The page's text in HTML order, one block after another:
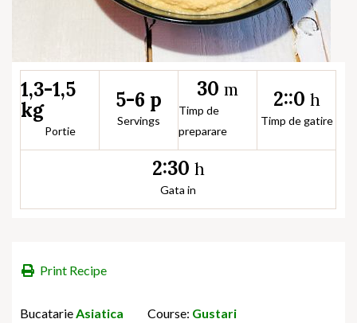
1,3-1,5
kg
Portie
5-6 p
Servings
30 m
Timp de
preparare
2::0 h
Timp de gatire
2:30 h
Gata in
Print Recipe
BucatarieAsiatica Course: Gustari